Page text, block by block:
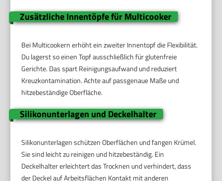
Zusätzliche Innentöpfe für Multicooker
Bei Multicookern erhöht ein zweiter Innentopf die Flexibilität.
Du lagerst so einen Topf ausschließlich für glutenfreie
Gerichte. Das spart Reinigungsaufwand und reduziert
Kreuzkontamination. Achte auf passgenaue Maße und
hitzebeständige Oberfläche.
Silikonunterlagen und Deckelhalter
Silikonunterlagen schützen Oberflächen und fangen Krümel.
Sie sind leicht zu reinigen und hitzebeständig. Ein
Deckelhalter erleichtert das Trocknen und verhindert, dass
der Deckel auf Arbeitsflächen Kontakt mit anderen